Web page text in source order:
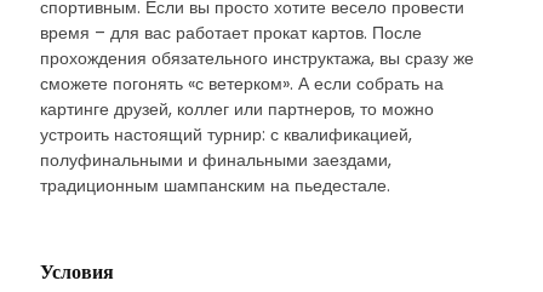
спортивным. Если вы просто хотите весело провести
время – для вас работает прокат картов. После
прохождения обязательного инструктажа, вы сразу же
сможете погонять «с ветерком». А если собрать на
картинге друзей, коллег или партнеров, то можно
устроить настоящий турнир: с квалификацией,
полуфинальными и финальными заездами,
традиционным шампанским на пьедестале.
Условия